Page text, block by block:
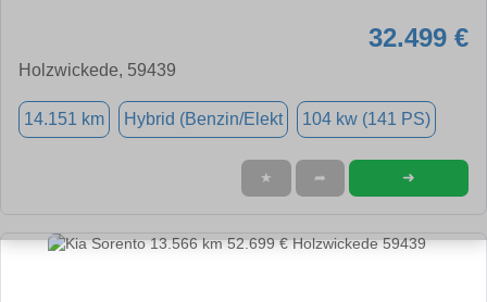
32.499 €
Holzwickede, 59439
14.151 km Hybrid (Benzin/Elekt 104 kw (141 PS)
★ ➦ ➜